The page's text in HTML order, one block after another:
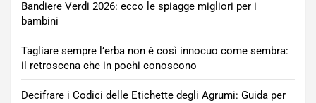
Bandiere Verdi 2026: ecco le spiagge migliori per i
bambini
Tagliare sempre l’erba non è così innocuo come sembra:
il retroscena che in pochi conoscono
Decifrare i Codici delle Etichette degli Agrumi: Guida per